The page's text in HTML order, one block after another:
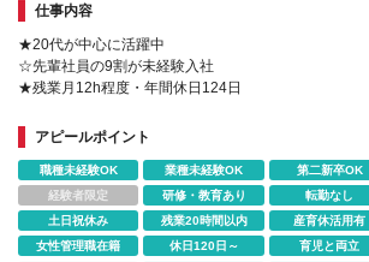
仕事内容
★20代が中心に活躍中
☆先輩社員の9割が未経験入社
★残業月12h程度・年間休日124日
アピールポイント
職種未経験OK 業種未経験OK 第二新卒OK
経験者限定
研修・教育あり 転勤なし
土日祝休み
残業20時間以内 産育休活用有
女性管理職在籍
休日120日～ 育児と両立